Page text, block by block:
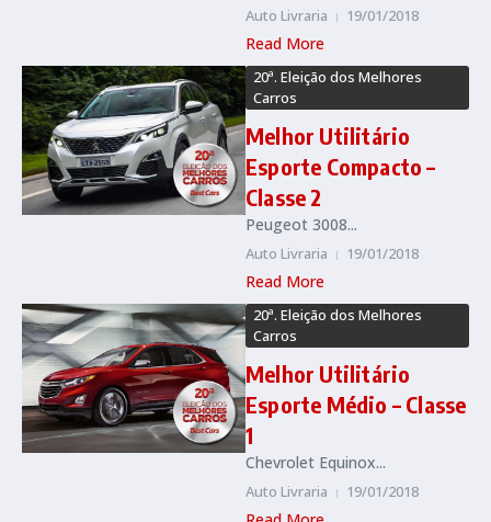
Auto Livraria 19/01/2018
Read More
20ª. Eleição dos Melhores
Carros
Melhor Utilitário
Esporte Compacto –
Classe 2
Peugeot 3008...
Auto Livraria 19/01/2018
Read More
20ª. Eleição dos Melhores
Carros
Melhor Utilitário
Esporte Médio – Classe
1
Chevrolet Equinox...
Auto Livraria 19/01/2018